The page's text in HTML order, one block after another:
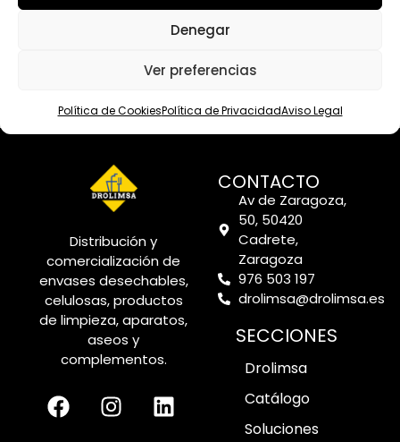
Denegar
Ver preferencias
Política de CookiesPolítica de PrivacidadAviso Legal
Proveedor mejor valorado
verificado por: Trustindex
Distribución y
comercialización de
envases desechables,
celulosas, productos
de limpieza, aparatos,
aseos y
complementos.
CONTACTO
Av de Zaragoza,
50, 50420
Cadrete,
Zaragoza
976 503 197
drolimsa@drolimsa.es
SECCIONES
Drolimsa
Catálogo
Soluciones